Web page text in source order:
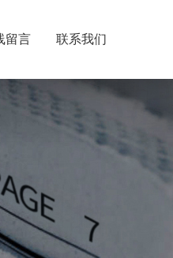
留言 联系我们